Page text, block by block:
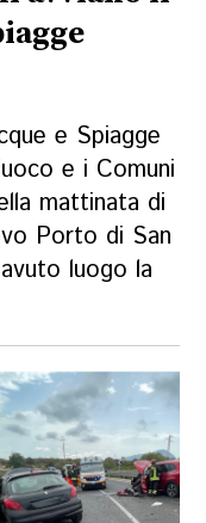
e Spiagge
e i Comuni
mattinata di
Porto di San
luogo la